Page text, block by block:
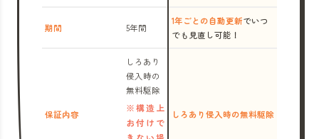
期間 5年間
1年ごとの自動更新でいつ
でも見直し可能！
保証内容
しろあり
侵入時の
無料駆除
※構造上
お付けで
しろあり侵入時の無料駆除